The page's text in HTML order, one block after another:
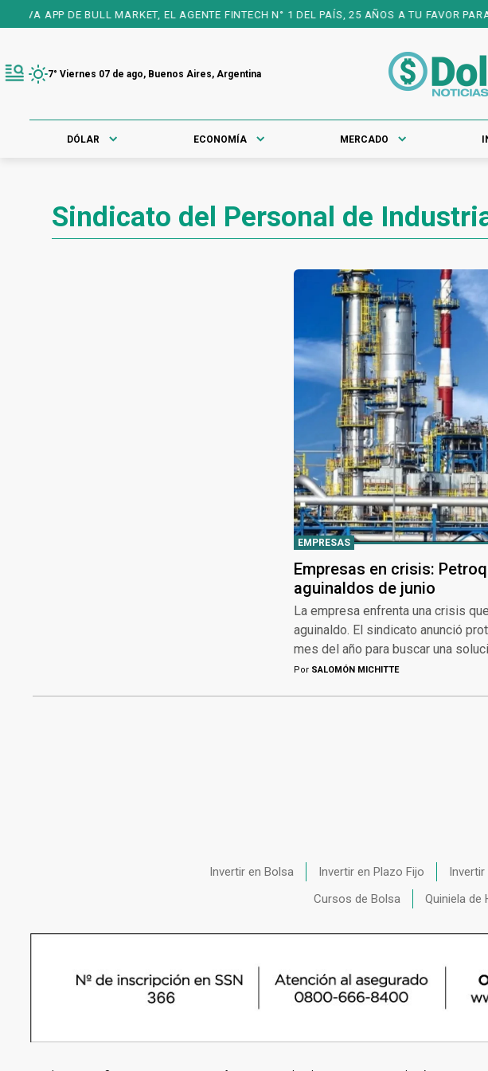
APP DE BULL MARKET, EL AGENTE FINTECH N° 1 DEL PAÍS, 25 AÑOS A TU FAVOR PARA
7° Viernes 07 de ago, Buenos Aires, Argentina
DÓLAR ECONOMÍA MERCADO
Sindicato del Personal de
EMPRESAS
Empresas en crisis:
aguinaldos de junio
La empresa enfrenta una crisis
aguinaldo. El sindicato anunció
mes del año para buscar una
PorSALOMÓN MICHITTE
Invertir en Bolsa Invertir en Plazo Fijo
Cursos de Bolsa
Quiniela de